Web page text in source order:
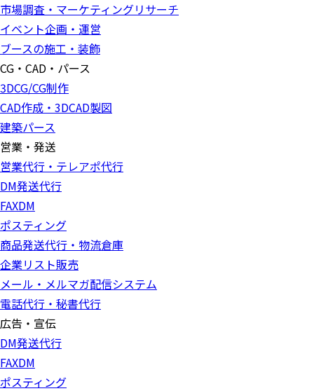
市場調査・マーケティングリサーチ
イベント企画・運営
ブースの施工・装飾
CG・CAD・パース
3DCG/CG制作
CAD作成・3DCAD製図
建築パース
営業・発送
営業代行・テレアポ代行
DM発送代行
FAXDM
ポスティング
商品発送代行・物流倉庫
企業リスト販売
メール・メルマガ配信システム
電話代行・秘書代行
広告・宣伝
DM発送代行
FAXDM
ポスティング